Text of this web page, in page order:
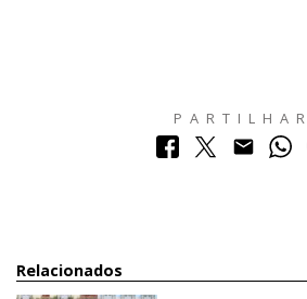
PARTILHAR
Relacionados